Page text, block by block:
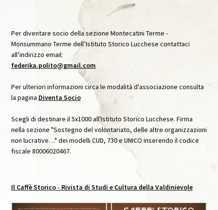
Biblioteca
Caffè Storico
Caffè Storico, IX, Agosto 2020
Caffè Storico, VII, Settembre 2019
Caffè Storico, VIII, Dicembre 2019
Caffè Storico, XII, 2022
Per diventare socio della sezione Montecatini Terme -
Monsummano Terme dell’Istituto Storico Lucchese contattaci
all’indirizzo email:
federika.polito@gmail.com
Per ulteriori informazioni circa le modalità d'associazione consulta
la pagina Diventa Socio
Scegli di destinare il 5x1000 all'Istituto Storico Lucchese. Firma
nella sezione "Sostegno del volontariato, delle altre organizzazioni
non lucrative…" dei modelli CUD, 730 e UNICO inserendo il codice
fiscale 80006020467.
Il Caffè Storico- Rivista di Studi e Cultura della Valdinievole